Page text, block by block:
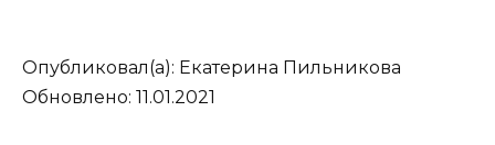
Опубликовал(а): Екатерина Пильникова
Обновлено: 11.01.2021